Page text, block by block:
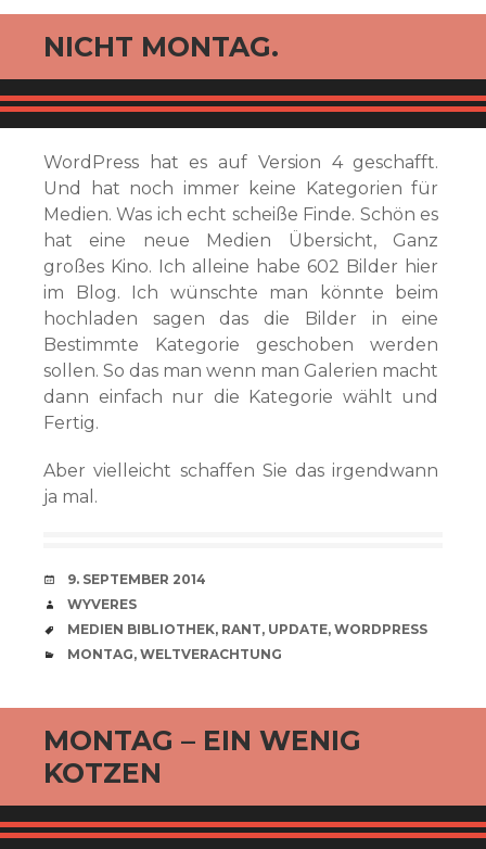
NICHT MONTAG.
WordPress hat es auf Version 4 geschafft.
Und hat noch immer keine Kategorien für
Medien. Was ich echt scheiße Finde. Schön es
hat eine neue Medien Übersicht, Ganz
großes Kino. Ich alleine habe 602 Bilder hier
im Blog. Ich wünschte man könnte beim
hochladen sagen das die Bilder in eine
Bestimmte Kategorie geschoben werden
sollen. So das man wenn man Galerien macht
dann einfach nur die Kategorie wählt und
Fertig.
Aber vielleicht schaffen Sie das irgendwann
ja mal.
VERABREDUNG
9. SEPTEMBER 2014
VERFASSER
WYVERES
SCHLAGWÖRTER
MEDIEN BIBLIOTHEK, RANT, UPDATE, WORDPRESS
CATEGORIES
MONTAG, WELTVERACHTUNG
MONTAG – EIN WENIG
KOTZEN